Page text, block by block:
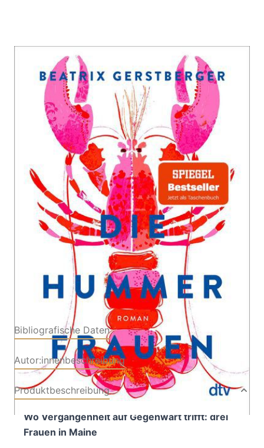
Die Hummerfrauen
Zur Wunschliste hinzufügen
Roman | Der Spiegel-Bestseller jetzt als
Taschenbuch
Beatrix Gerstberger
Verlag: dtv
Verlagsgesellschaft
16.07.2026
432 Seiten
Softcover
ISBN: 978-3-42322185-
6
Bibliografische Daten
Autor:innenbeschreibung
Produktbeschreibung
Wo Vergangenheit auf Gegenwart trifft: drei
Frauen in Maine